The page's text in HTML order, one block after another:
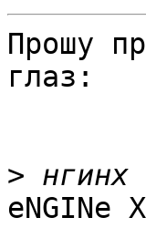
Прошу
глаз:
>
eNGINe X